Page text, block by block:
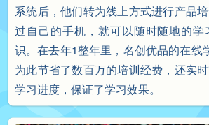
系统后，他们转为线上方式进行产品
过自己的手机，就可以随时随地的学
识。在去年1整年里，名创优品的在线
为此节省了数百万的培训经费，还实
学习进度，保证了学习效果。